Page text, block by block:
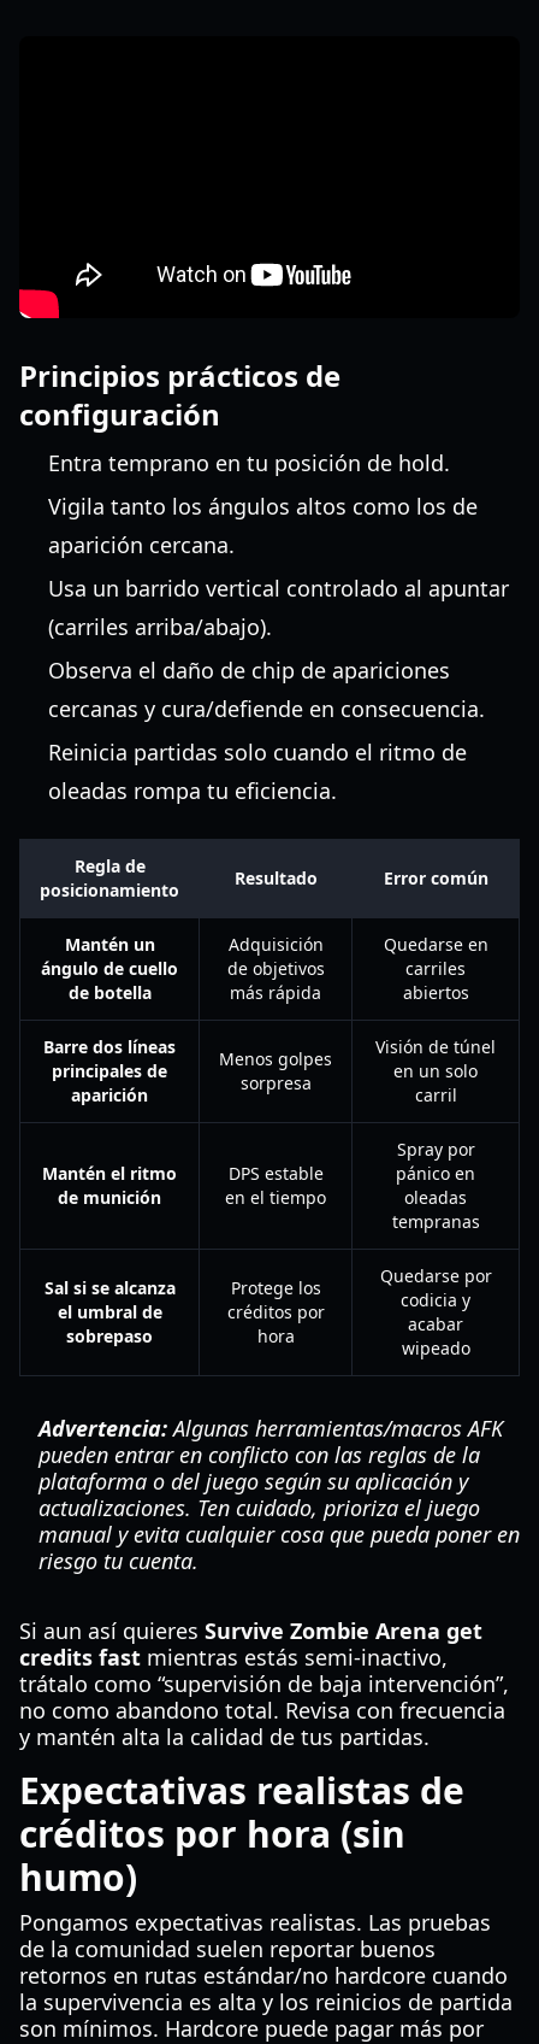
Principios prácticos de
configuración
Entra temprano en tu posición de hold.
Vigila tanto los ángulos altos como los de
aparición cercana.
Usa un barrido vertical controlado al apuntar
(carriles arriba/abajo).
Observa el daño de chip de apariciones
cercanas y cura/defiende en consecuencia.
Reinicia partidas solo cuando el ritmo de
oleadas rompa tu eficiencia.
Regla de
posicionamiento
Resultado Error común
Mantén un
ángulo de cuello
de botella
Adquisición
de objetivos
más rápida
Quedarse en
carriles
abiertos
Barre dos líneas
principales de
aparición
Menos golpes
sorpresa
Visión de túnel
en un solo
carril
Mantén el ritmo
de munición
DPS estable
en el tiempo
Spray por
pánico en
oleadas
tempranas
Sal si se alcanza
el umbral de
sobrepaso
Protege los
créditos por
hora
Quedarse por
codicia y
acabar
wipeado
Advertencia:Algunas herramientas/macros AFK
pueden entrar en conflicto con las reglas de la
plataforma o del juego según su aplicación y
actualizaciones. Ten cuidado, prioriza el juego
manual y evita cualquier cosa que pueda poner en
riesgo tu cuenta.
Si aun así quieres Survive Zombie Arena get
credits fast mientras estás semi-inactivo,
trátalo como “supervisión de baja intervención”,
no como abandono total. Revisa con frecuencia
y mantén alta la calidad de tus partidas.
Expectativas realistas de
créditos por hora (sin
humo)
Pongamos expectativas realistas. Las pruebas
de la comunidad suelen reportar buenos
retornos en rutas estándar/no hardcore cuando
la supervivencia es alta y los reinicios de partida
son mínimos. Hardcore puede pagar más por